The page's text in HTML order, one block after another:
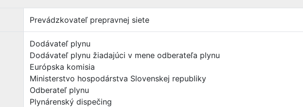
Prevádzkovateľ prepravnej siete
Dodávateľ plynu
Dodávateľ plynu žiadajúci v mene odberateľa plynu
Európska komisia
Ministerstvo hospodárstva Slovenskej republiky
Odberateľ plynu
Plynárenský dispečing